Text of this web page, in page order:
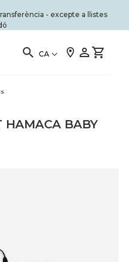
- excepte a llistes
CA
HAMACA BABY